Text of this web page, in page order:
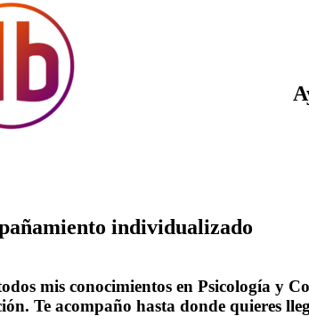
individualizado
mis conocimientos en Psicología y
Te acompaño hasta donde quieres